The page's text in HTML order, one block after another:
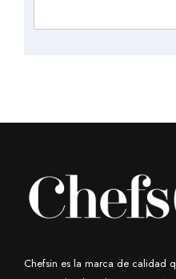
Chefsin es la marca de calidad
vanguardia de Baleares a través
restaurantes de nuestros